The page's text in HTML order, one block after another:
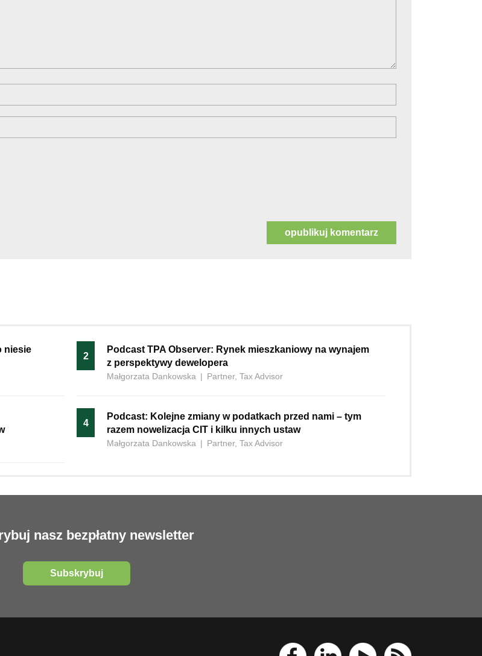
niesie
2
Podcast TPA Observer: Rynek mieszkaniowy na wynajem
z perspektywy dewelopera
Małgorzata Dankowska | Partner, Tax Advisor
4
Podcast: Kolejne zmiany w podatkach przed nami – tym
razem nowelizacja CIT i kilku innych ustaw
Małgorzata Dankowska | Partner, Tax Advisor
nasz bezpłatny newsletter
Subskrybuj